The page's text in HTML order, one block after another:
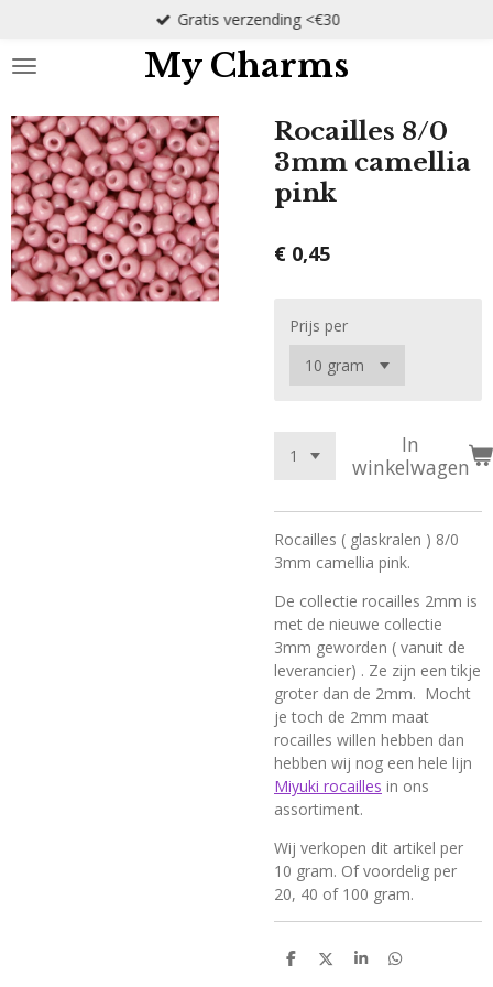
naar
hoofdinhoud
My Charms
Gratis verzending <€30
Rocailles 8/0
3mm camellia
pink
€ 0,45
Prijs per
In
winkelwagen
Rocailles ( glaskralen ) 8/0
3mm camellia pink.
De collectie rocailles 2mm is
met de nieuwe collectie
3mm geworden ( vanuit de
leverancier) . Ze zijn een tikje
groter dan de 2mm. Mocht
je toch de 2mm maat
rocailles willen hebben dan
hebben wij nog een hele lijn
Miyuki rocailles in ons
assortiment.
Wij verkopen dit artikel per
10 gram. Of voordelig per
20, 40 of 100 gram.
D
D
S
D